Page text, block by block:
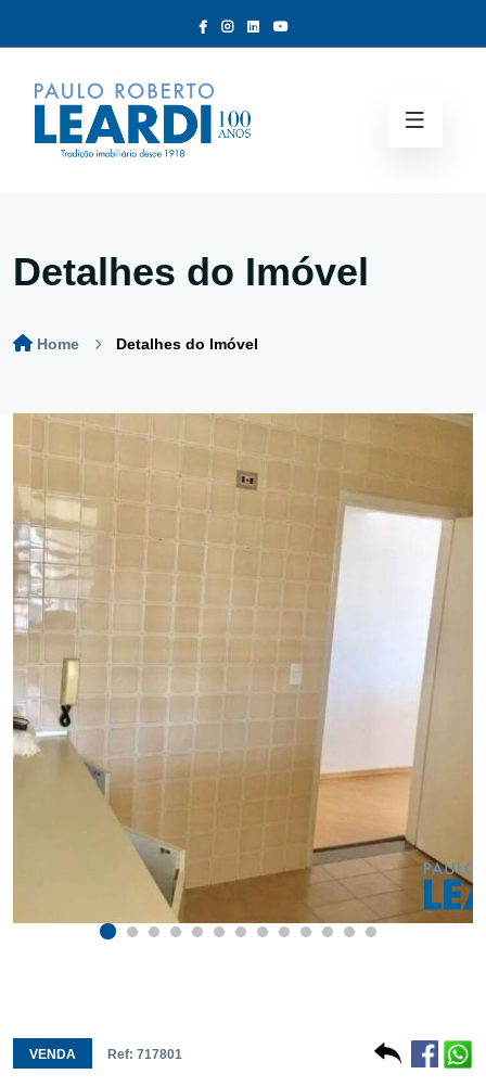
Detalhes do Imóvel
Home Detalhes do Imóvel
VENDA Ref: 717801